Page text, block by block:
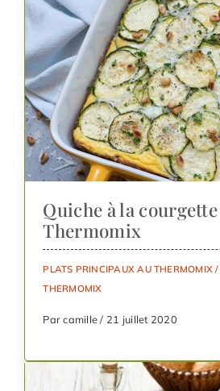
Quiche à la
Thermomix
PLATS PRINCIPAUX AU THERMOMIX /
THERMOMIX
Par camille / 21 juillet 2020